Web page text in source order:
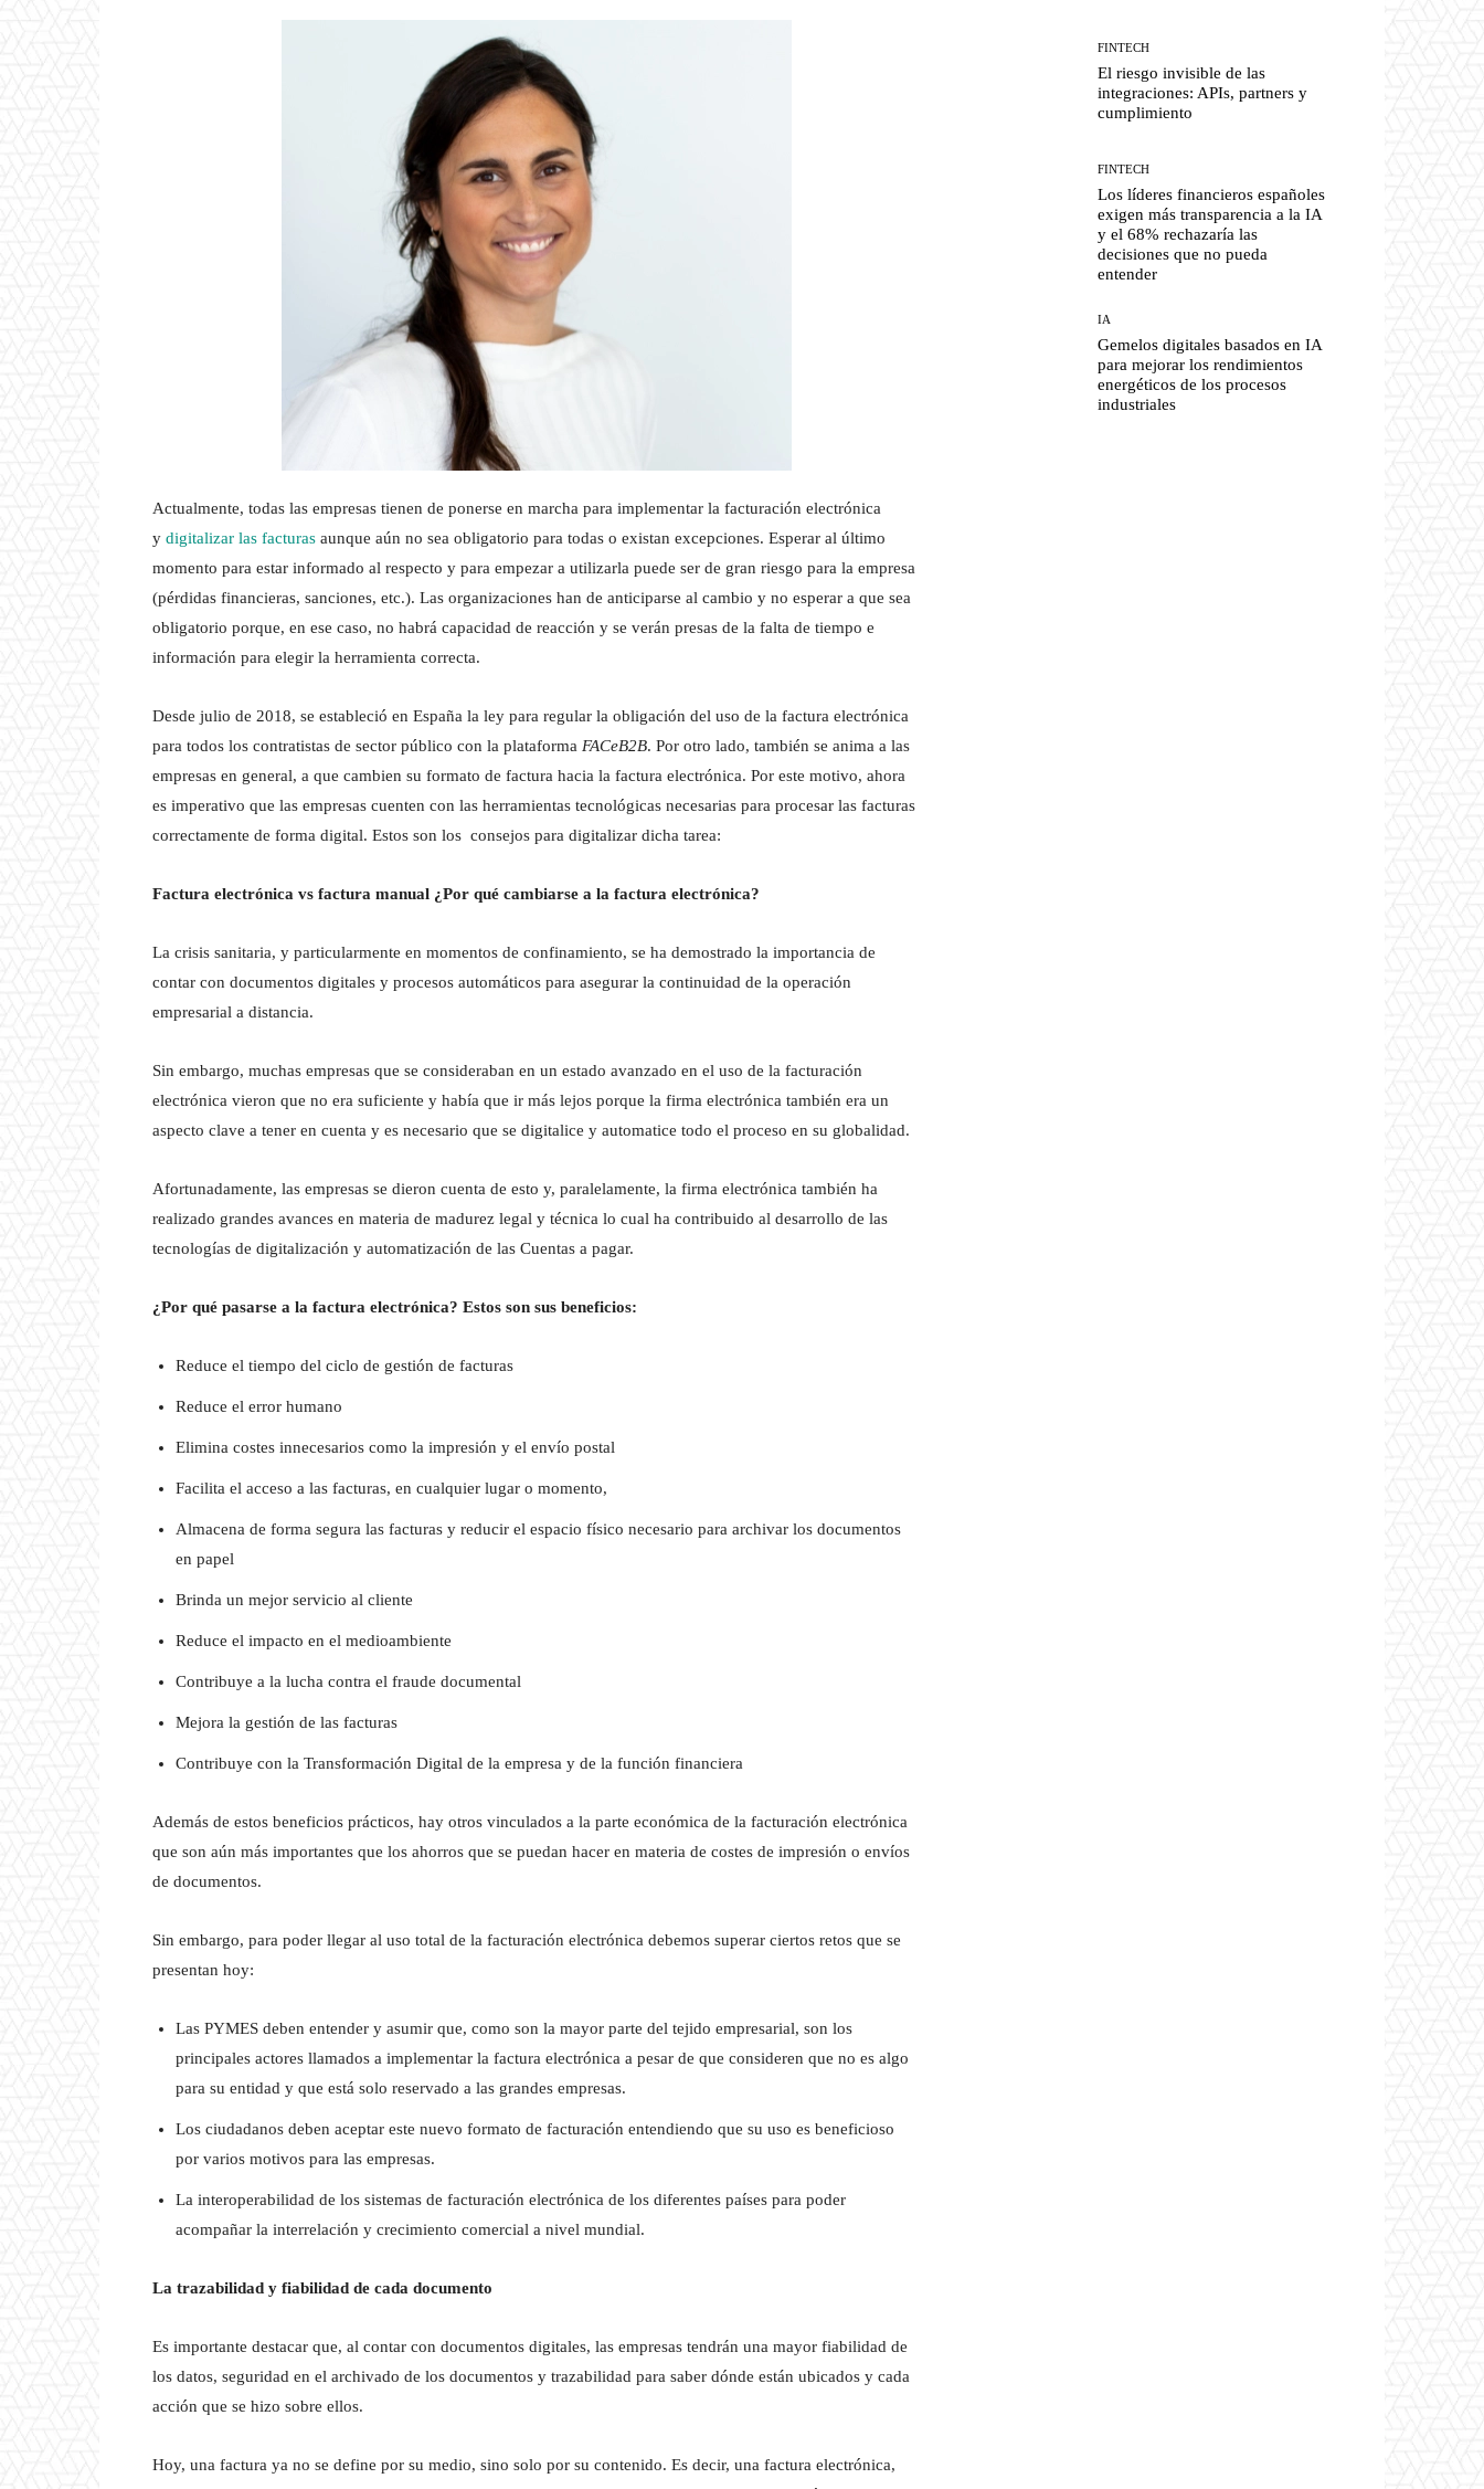
Actualmente, todas las empresas tienen de ponerse en marcha para implementar la facturación electrónica
y digitalizar las facturas aunque aún no sea obligatorio para todas o existan excepciones. Esperar al último
momento para estar informado al respecto y para empezar a utilizarla puede ser de gran riesgo para la empresa
(pérdidas financieras, sanciones, etc.). Las organizaciones han de anticiparse al cambio y no esperar a que sea
obligatorio porque, en ese caso, no habrá capacidad de reacción y se verán presas de la falta de tiempo e
información para elegir la herramienta correcta.
Desde julio de 2018, se estableció en España la ley para regular la obligación del uso de la factura electrónica
para todos los contratistas de sector público con la plataforma FACeB2B. Por otro lado, también se anima a las
empresas en general, a que cambien su formato de factura hacia la factura electrónica. Por este motivo, ahora
es imperativo que las empresas cuenten con las herramientas tecnológicas necesarias para procesar las facturas
correctamente de forma digital. Estos son los consejos para digitalizar dicha tarea:
Factura electrónica vs factura manual ¿Por qué cambiarse a la factura electrónica?
La crisis sanitaria, y particularmente en momentos de confinamiento, se ha demostrado la importancia de
contar con documentos digitales y procesos automáticos para asegurar la continuidad de la operación
empresarial a distancia.
Sin embargo, muchas empresas que se consideraban en un estado avanzado en el uso de la facturación
electrónica vieron que no era suficiente y había que ir más lejos porque la firma electrónica también era un
aspecto clave a tener en cuenta y es necesario que se digitalice y automatice todo el proceso en su globalidad.
Afortunadamente, las empresas se dieron cuenta de esto y, paralelamente, la firma electrónica también ha
realizado grandes avances en materia de madurez legal y técnica lo cual ha contribuido al desarrollo de las
tecnologías de digitalización y automatización de las Cuentas a pagar.
¿Por qué pasarse a la factura electrónica? Estos son sus beneficios:
Reduce el tiempo del ciclo de gestión de facturas
Reduce el error humano
Elimina costes innecesarios como la impresión y el envío postal
Facilita el acceso a las facturas, en cualquier lugar o momento,
Almacena de forma segura las facturas y reducir el espacio físico necesario para archivar los documentos
en papel
Brinda un mejor servicio al cliente
Reduce el impacto en el medioambiente
Contribuye a la lucha contra el fraude documental
Mejora la gestión de las facturas
Contribuye con la Transformación Digital de la empresa y de la función financiera
Además de estos beneficios prácticos, hay otros vinculados a la parte económica de la facturación electrónica
que son aún más importantes que los ahorros que se puedan hacer en materia de costes de impresión o envíos
de documentos.
Sin embargo, para poder llegar al uso total de la facturación electrónica debemos superar ciertos retos que se
presentan hoy:
Las PYMES deben entender y asumir que, como son la mayor parte del tejido empresarial, son los
principales actores llamados a implementar la factura electrónica a pesar de que consideren que no es algo
para su entidad y que está solo reservado a las grandes empresas.
Los ciudadanos deben aceptar este nuevo formato de facturación entendiendo que su uso es beneficioso
por varios motivos para las empresas.
La interoperabilidad de los sistemas de facturación electrónica de los diferentes países para poder
acompañar la interrelación y crecimiento comercial a nivel mundial.
La trazabilidad y fiabilidad de cada documento
Es importante destacar que, al contar con documentos digitales, las empresas tendrán una mayor fiabilidad de
los datos, seguridad en el archivado de los documentos y trazabilidad para saber dónde están ubicados y cada
acción que se hizo sobre ellos.
Hoy, una factura ya no se define por su medio, sino solo por su contenido. Es decir, una factura electrónica,
FINTECH
El riesgo invisible de las
integraciones: APIs, partners y
cumplimiento
FINTECH
Los líderes financieros españoles
exigen más transparencia a la IA
y el 68% rechazaría las
decisiones que no pueda
entender
IA
Gemelos digitales basados en IA
para mejorar los rendimientos
energéticos de los procesos
industriales